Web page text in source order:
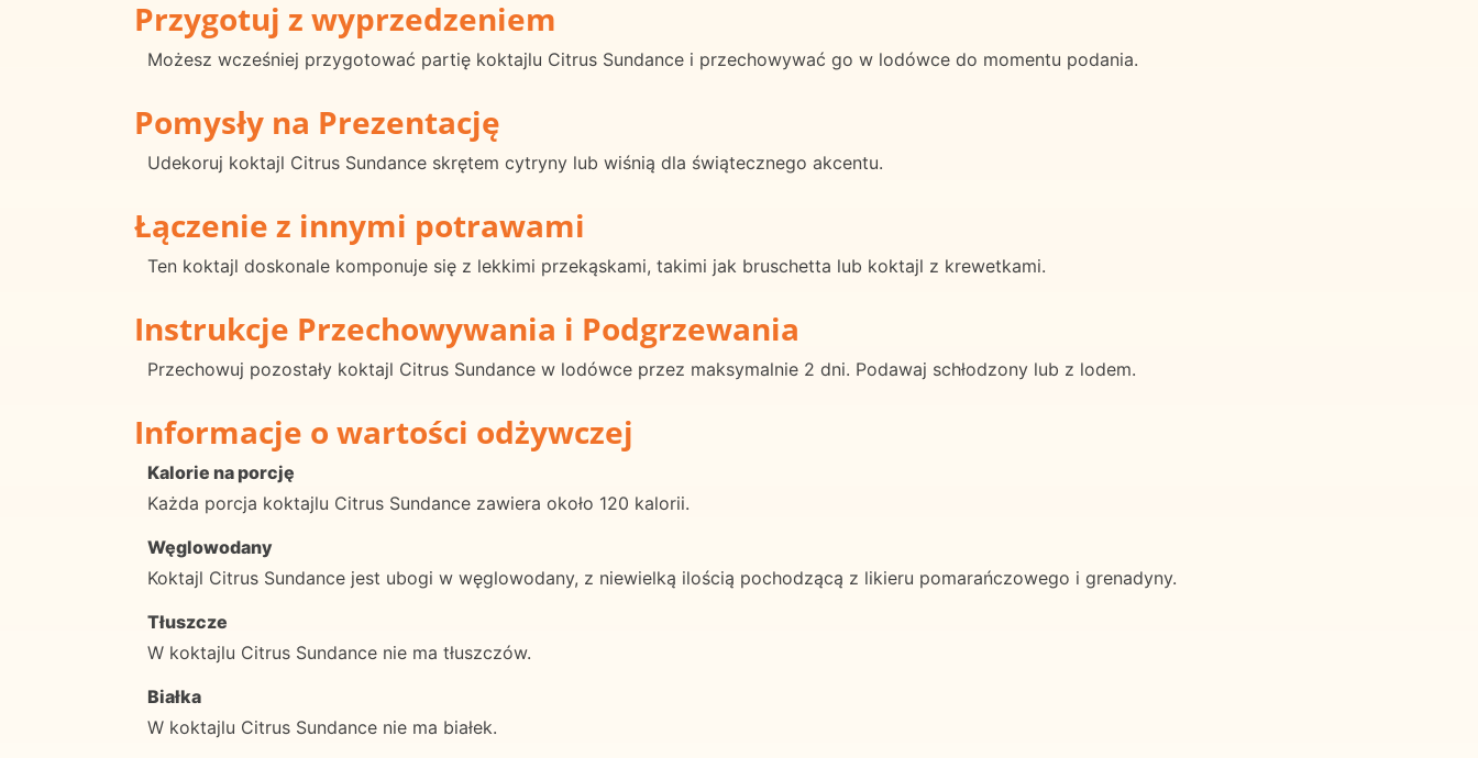
Przygotuj z wyprzedzeniem
Możesz wcześniej przygotować partię koktajlu Citrus Sundance i przechowywać go w lodówce do momentu podania.
Pomysły na Prezentację
Udekoruj koktajl Citrus Sundance skrętem cytryny lub wiśnią dla świątecznego akcentu.
Łączenie z innymi potrawami
Ten koktajl doskonale komponuje się z lekkimi przekąskami, takimi jak bruschetta lub koktajl z krewetkami.
Instrukcje Przechowywania i Podgrzewania
Przechowuj pozostały koktajl Citrus Sundance w lodówce przez maksymalnie 2 dni. Podawaj schłodzony lub z lodem.
Informacje o wartości odżywczej
Kalorie na porcję
Każda porcja koktajlu Citrus Sundance zawiera około 120 kalorii.
Węglowodany
Koktajl Citrus Sundance jest ubogi w węglowodany, z niewielką ilością pochodzącą z likieru pomarańczowego i grenadyny.
Tłuszcze
W koktajlu Citrus Sundance nie ma tłuszczów.
Białka
W koktajlu Citrus Sundance nie ma białek.